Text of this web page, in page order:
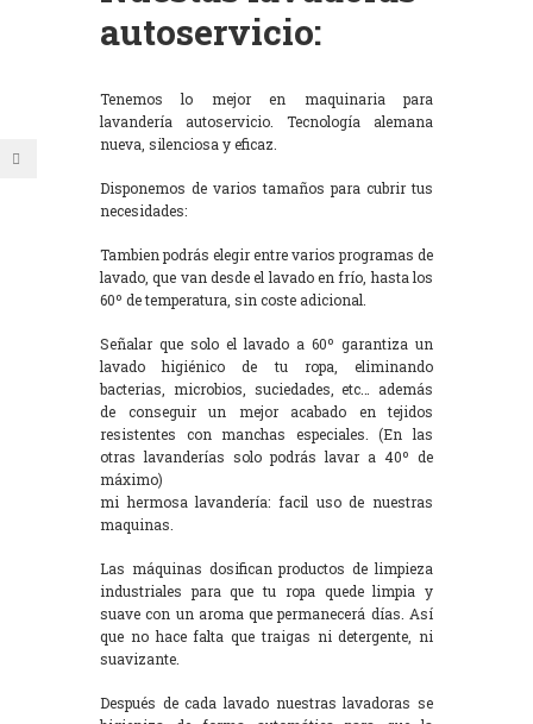
autoservicio:
Tenemos lo mejor en maquinaria para
lavandería autoservicio. Tecnología alemana
nueva, silenciosa y eficaz.
Disponemos de varios tamaños para cubrir tus
necesidades:
Tambien podrás elegir entre varios programas de
lavado, que van desde el lavado en frío, hasta los
60º de temperatura, sin coste adicional.
Señalar que solo el lavado a 60º garantiza un
lavado higiénico de tu ropa, eliminando
bacterias, microbios, suciedades, etc… además
de conseguir un mejor acabado en tejidos
resistentes con manchas especiales. (En las
otras lavanderías solo podrás lavar a 40º de
máximo)
mi hermosa lavandería: facil uso de nuestras
maquinas.
Las máquinas dosifican productos de limpieza
industriales para que tu ropa quede limpia y
suave con un aroma que permanecerá días. Así
que no hace falta que traigas ni detergente, ni
suavizante.
Después de cada lavado nuestras lavadoras se